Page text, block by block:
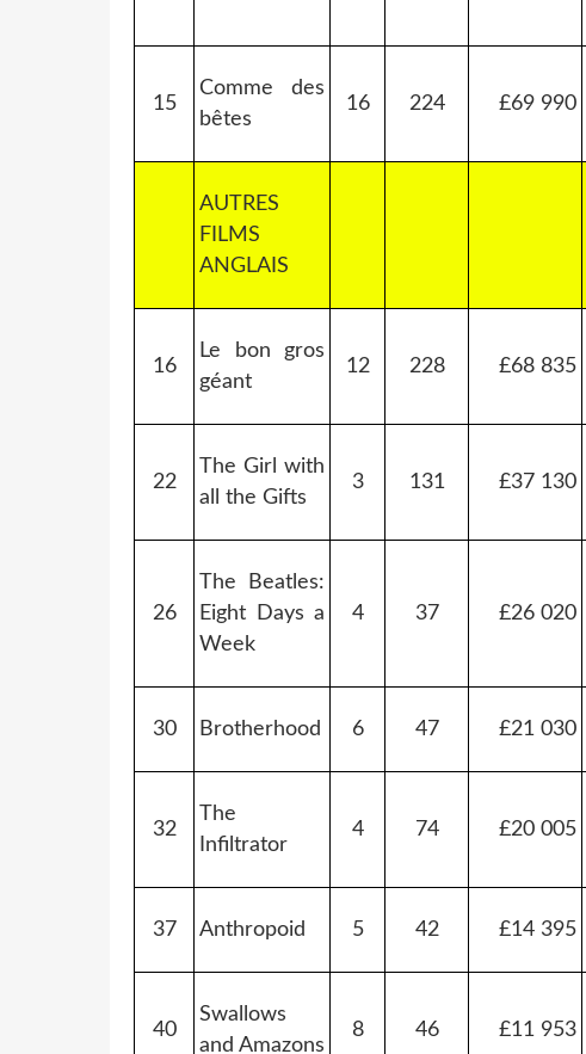
15
Comme des
bêtes
16 224 £69 990
AUTRES
FILMS
ANGLAIS
16
Le bon gros
géant
12 228 £68 835
22
The Girl with
all the Gifts
3 131 £37 130
26
The Beatles:
Eight Days a
Week
4 37 £26 020
30 Brotherhood 6 47 £21 030
32
The
Infiltrator
4 74 £20 005
37 Anthropoid 5 42 £14 395
40
Swallows
and Amazons
8 46 £11 953